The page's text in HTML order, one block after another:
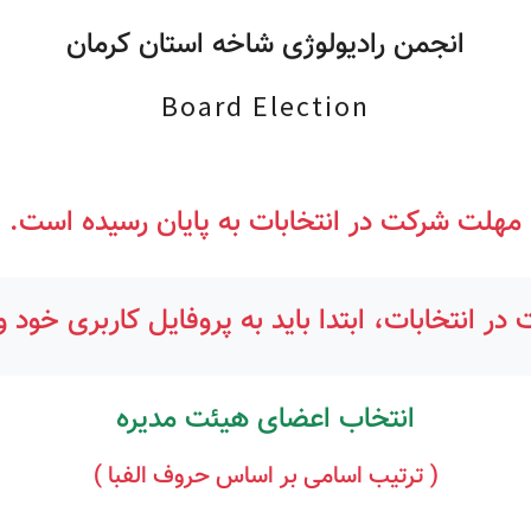
انجمن رادیولوژی شاخه استان کرمان
Board Election
مهلت شرکت در انتخابات به پایان رسیده است.
انتخابات، ابتدا باید به پروفایل کاربری خود
انتخاب اعضای هیئت مدیره
( ترتیب اسامی بر اساس حروف الفبا )